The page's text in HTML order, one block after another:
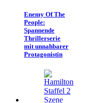
Enemy Of The
People:
Spannende
Thrillerserie
mit unnahbarer
Protagonistin